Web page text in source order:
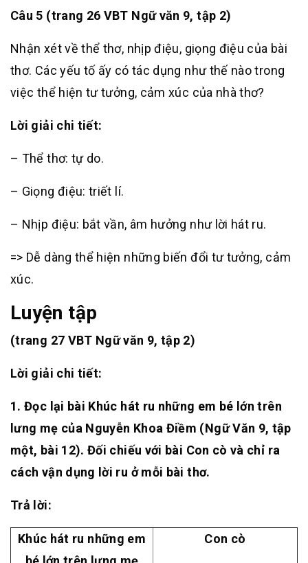
Câu 5 (trang 26 VBT Ngữ văn 9, tập 2)
Nhận xét về thể thơ, nhịp điệu, giọng điệu của bài
thơ. Các yếu tố ấy có tác dụng như thế nào trong
việc thể hiện tư tưởng, cảm xúc của nhà thơ?
Lời giải chi tiết:
– Thể thơ: tự do.
– Giọng điệu: triết lí.
– Nhịp điệu: bắt vần, âm hưởng như lời hát ru.
=> Dễ dàng thể hiện những biến đổi tư tưởng, cảm
xúc.
Luyện tập
(trang 27 VBT Ngữ văn 9, tập 2)
Lời giải chi tiết:
1. Đọc lại bài Khúc hát ru những em bé lớn trên
lưng mẹ của Nguyễn Khoa Điềm (Ngữ Văn 9, tập
một, bài 12). Đối chiếu với bài Con cò và chỉ ra
cách vận dụng lời ru ở mỗi bài thơ.
Trả lời:
Khúc hát ru những em
Con cò